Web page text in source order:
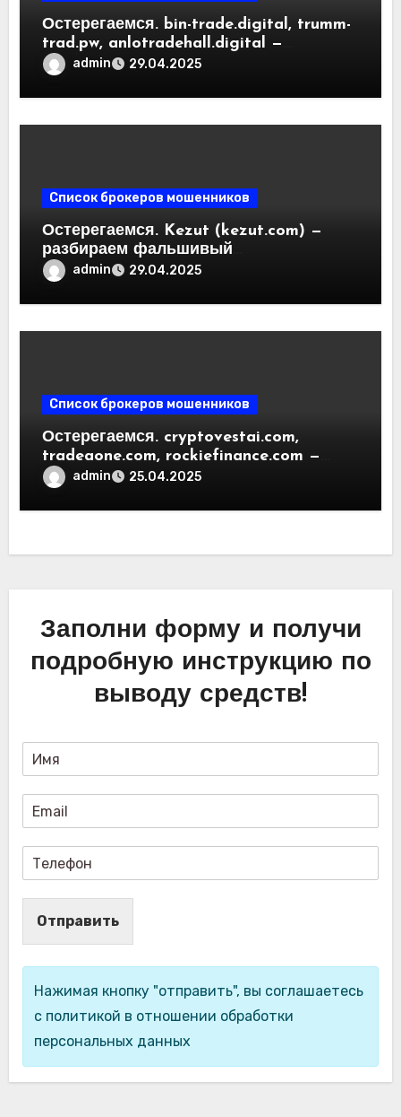
Остерегаемся. bin-trade.digital, trumm-
trad.pw, anlotradehall.digital —
разоблачение фальшивых
криптобирж. Как вернуть деньги.
Отзывы пользователей
admin 29.04.2025
Список брокеров мошенников
Остерегаемся. Kezut (kezut.com) —
разбираем фальшивый
криптовалютный обменник. Как
вернуть деньги. Отзывы
пользователей
admin 29.04.2025
Список брокеров мошенников
Остерегаемся. cryptovestai.com,
tradeaone.com, rockiefinance.com —
обзор новых платформ для
трейдинга. Отзывы пользователей
admin 25.04.2025
Заполни форму и получи
подробную инструкцию по
выводу средств!
Отправить
Нажимая кнопку "отправить", вы соглашаетесь
с политикой в отношении обработки
персональных данных